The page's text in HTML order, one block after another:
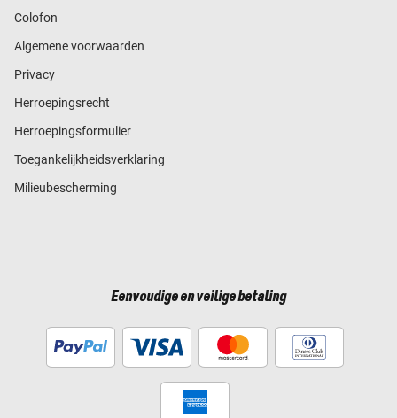
Colofon
Algemene voorwaarden
Privacy
Herroepingsrecht
Herroepingsformulier
Toegankelijkheidsverklaring
Milieubescherming
Eenvoudige en veilige betaling